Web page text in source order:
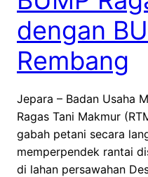
dengan
Rembang
Jepara – Badan Usaha
Ragas Tani Makmur
gabah petani secara
memperpendek rantai
di lahan persawahan